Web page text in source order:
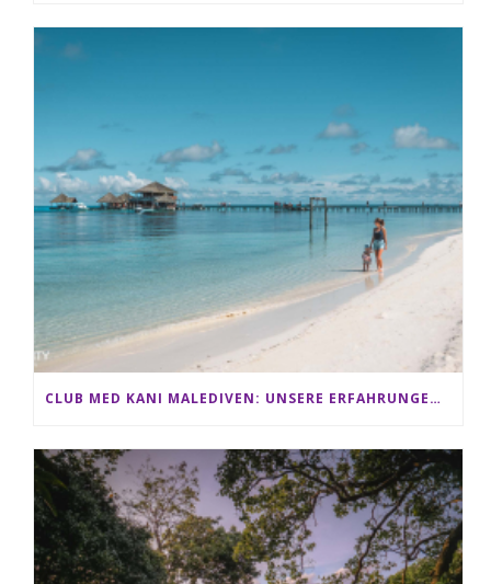
CLUB MED KANI MALEDIVEN: UNSERE ERFAHRUNGEN IM ALL-INCLUSIVE PARADIES